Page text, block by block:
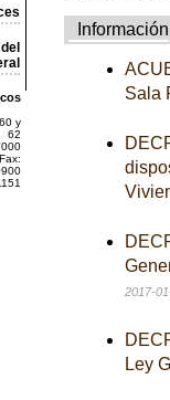
y
62
Información
Sala
2017-
Ley